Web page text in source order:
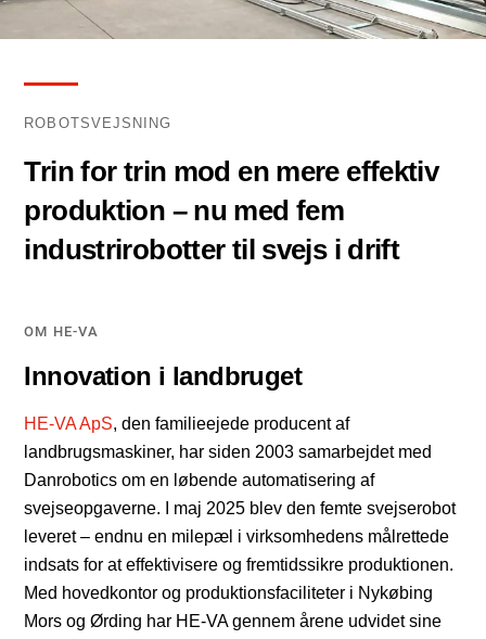
ROBOTSVEJSNING
Trin for trin mod en mere effektiv
produktion – nu med fem
industrirobotter til svejs i drift
OM HE-VA
Innovation i landbruget
HE-VA ApS, den familieejede producent af
landbrugsmaskiner, har siden 2003 samarbejdet med
Danrobotics om en løbende automatisering af
svejseopgaverne. I maj 2025 blev den femte svejserobot
leveret – endnu en milepæl i virksomhedens målrettede
indsats for at effektivisere og fremtidssikre produktionen.
Med hovedkontor og produktionsfaciliteter i Nykøbing
Mors og Ørding har HE-VA gennem årene udvidet sine